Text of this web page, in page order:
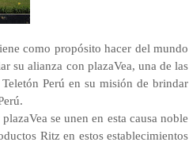
como propósito hacer del mundo
su alianza con plazaVea, una de las
Perú en su misión de brindar
se unen en esta causa noble
Ritz en estos establecimientos